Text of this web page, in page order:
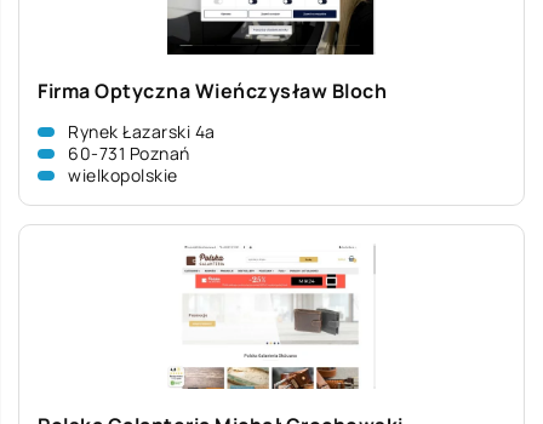
Firma Optyczna Wieńczysław Bloch
Rynek Łazarski 4a
60-731 Poznań
wielkopolskie